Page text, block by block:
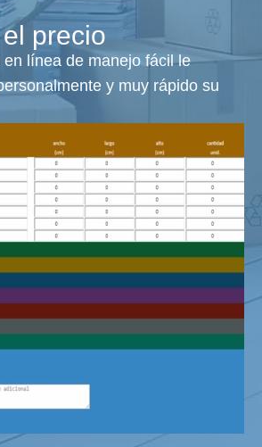
precio
línea de manejo fácil le
y muy rápido su